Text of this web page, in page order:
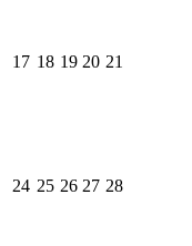
17 18 19 20 21
24 25 26 27 28